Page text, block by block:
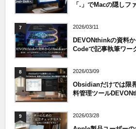
「.」でMacの隠しフ
7 2026/03/11
DEVONthinkの資料
Codeで記事執筆ワー
8 2026/03/09
Obsidianだけでは限
料管理ツール
9 2026/03/28